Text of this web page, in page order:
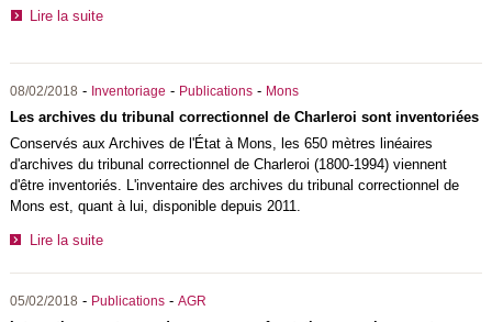
Lire la suite
08/02/2018 - Inventoriage - Publications- Mons
Les archives du tribunal correctionnel de Charleroi sont inventoriées
Conservés aux Archives de l'État à Mons, les 650 mètres linéaires
d'archives du tribunal correctionnel de Charleroi (1800-1994) viennent
d'être inventoriés. L'inventaire des archives du tribunal correctionnel de
Mons est, quant à lui, disponible depuis 2011.
Lire la suite
05/02/2018 - Publications- AGR